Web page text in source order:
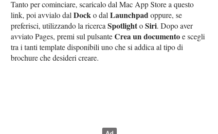
Tanto per cominciare, scaricalo dal Mac App Store a questo
link, poi avvialo dalDocko dalLaunchpadoppure, se
preferisci, utilizzando la ricercaSpotlightoSiri. Dopo aver
avviato Pages, premi sul pulsanteCrea un documentoe scegli
tra i tanti template disponibili uno che si addica al tipo di
brochure che desideri creare.